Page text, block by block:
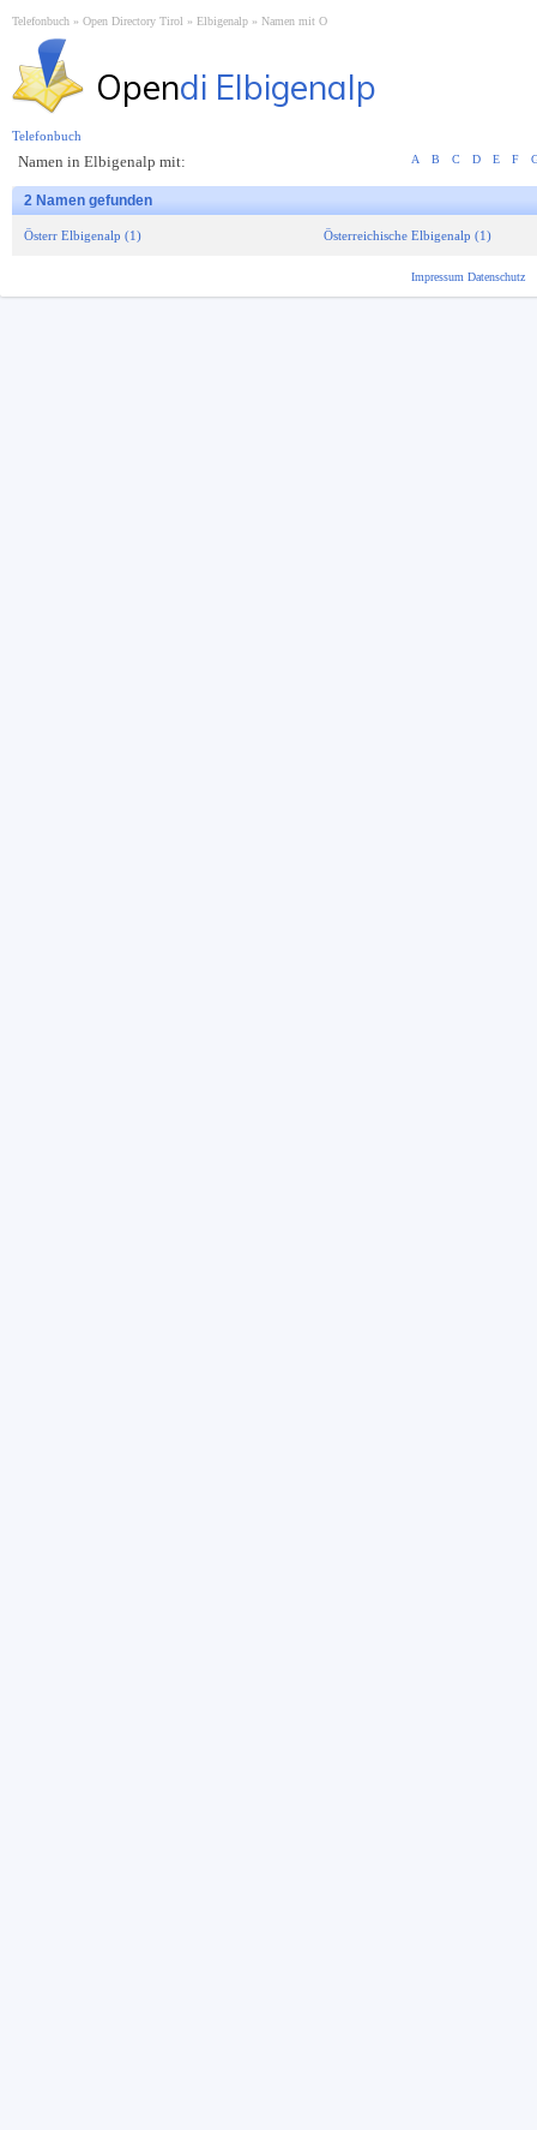
Telefonbuch Open Directory Tirol Elbigenalp Namen mit O
Opendi Elbigenalp
Namen in Elbigenalp mit: A B C D E F
2 Namen gefunden
Österr Elbigenalp (1) Österreichische Elbigenalp (1)
Telefonbuch
Impressum Datenschutz